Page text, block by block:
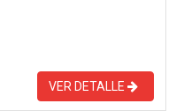
VER DETALLE